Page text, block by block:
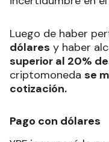
Luego de haber
dólares y haber
superior al 20%
criptomoneda se
cotización.
Pago con dólares